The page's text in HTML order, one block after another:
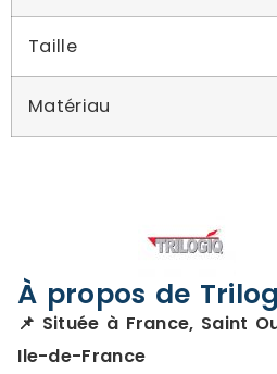
Taille
Matériau
À propos de
📌 Située à France, Saint
Ile-de-France